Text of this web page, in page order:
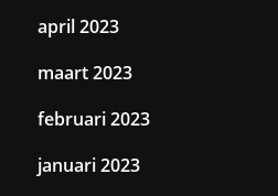
april 2023
maart 2023
februari 2023
januari 2023